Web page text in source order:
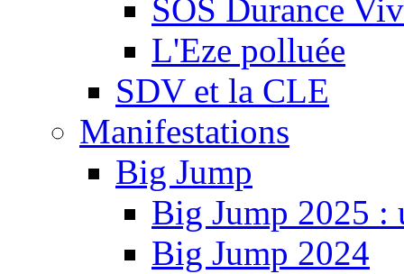
SOS Durance
L'Eze polluée
SDV et la CLE
Manifestations
Big Jump
Big Jump 2025 :
Big Jump 2024